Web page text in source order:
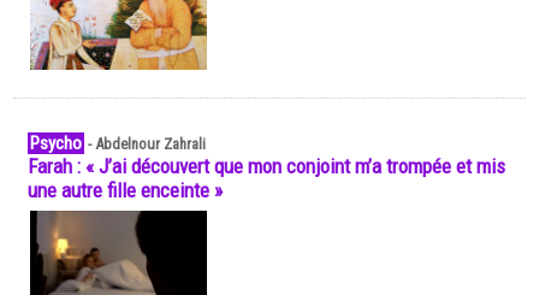
Psycho -Abdelnour Zahrali
Farah : « J’ai découvert que mon conjoint m’a trompée et mis
une autre fille enceinte »